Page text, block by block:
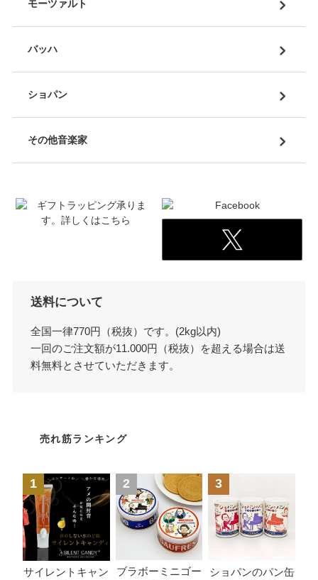
モーツァルト
バッハ
ショパン
その他音楽家
送料について
全国一律770円（税抜）です。(2kg以内)
一回のご注文額が11.000円（税抜）を超える場合は送
料無料とさせていただきます。
売れ筋ランキング
1
サイレントキャン
2
ブラボーミニゴー
3
ショパンのパン缶